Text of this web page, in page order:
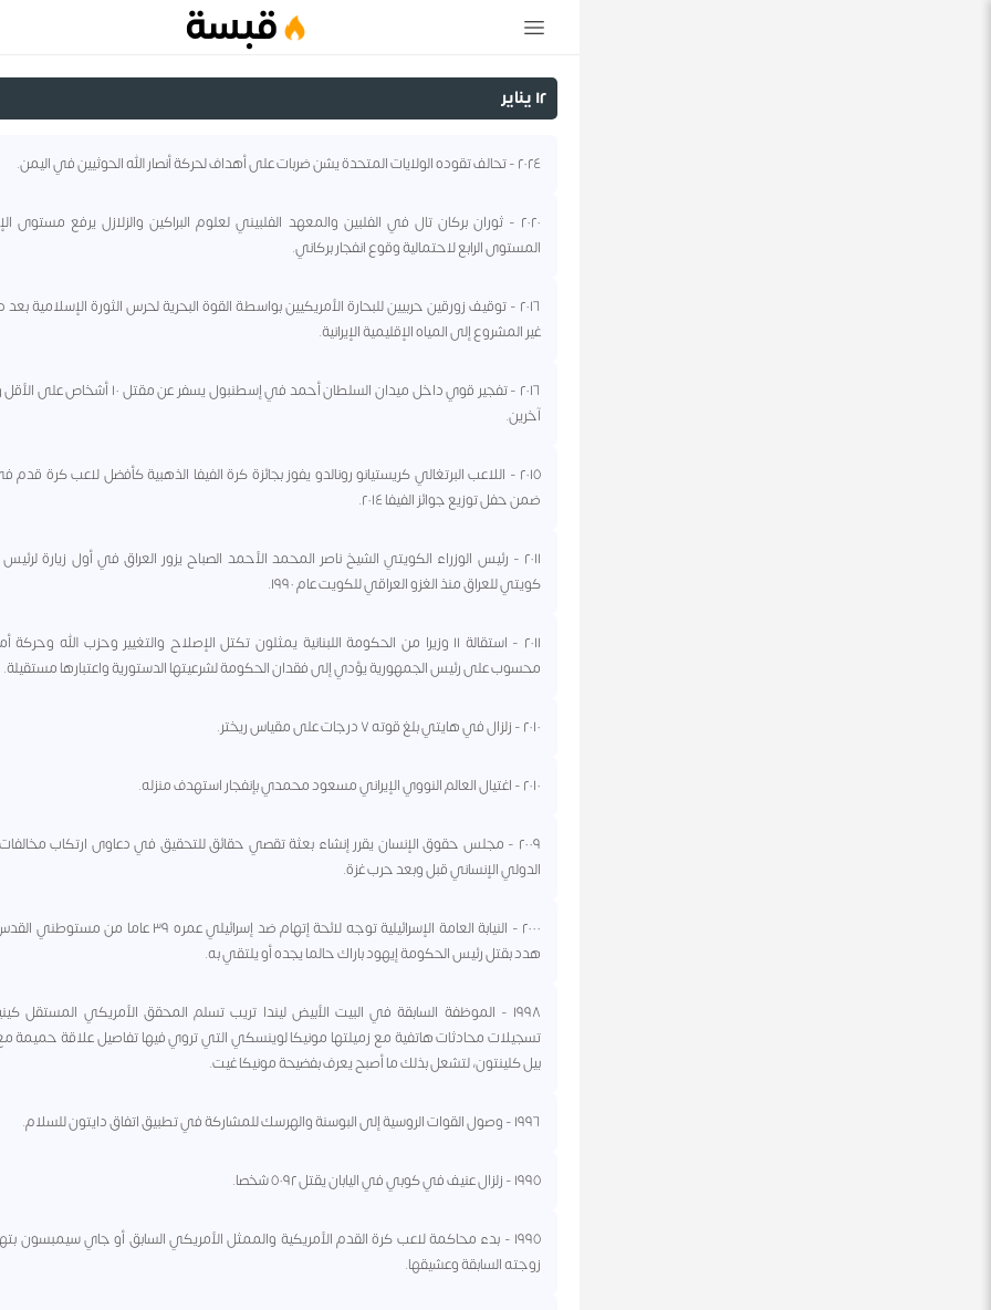
قبسة
١٢ يناير
٢٠٢٤ - تحالف تقوده الولايات المتحدة يشن ضربات على أهداف لحركة أنصار الله الحوثيين في اليمن.
٢٠٢٠ - ثوران بركان تال في الفلبين والمعهد الفلبيني لعلوم البراكين والزلازل يرفع مستوى
المستوى الرابع لاحتمالية وقوع انفجار بركاني.
٢٠١٦ - توقيف زورقين حربيين للبحارة الأمريكيين بواسطة القوة البحرية لحرس الثورة الإسلامية
غير المشروع إلى المياه الإقليمية الإيرانية.
آخرين.
٢٠١٥ - اللاعب البرتغالي كريستيانو رونالدو يفوز بجائزة كرة الفيفا الذهبية كأفضل لاعب كرة قدم
ضمن حفل توزيع جوائز الفيفا ٢٠١٤.
٢٠١١ - رئيس الوزراء الكويتي الشيخ ناصر المحمد الأحمد الصباح يزور العراق في أول زيارة
كويتي للعراق منذ الغزو العراقي للكويت عام ١٩٩٠.
٢٠١١ - استقالة ١١ وزيرا من الحكومة اللبنانية يمثلون تكتل الإصلاح والتغيير وحزب الله
محسوب على رئيس الجمهورية يؤدي إلى فقدان الحكومة لشرعيتها الدستورية واعتبارها مستقيلة.
٢٠١٠ - زلزال في هايتي بلغ قوته ٧ درجات على مقياس ريختر.
٢٠١٠ - اغتيال العالم النووي الإيراني مسعود محمدي بإنفجار استهدف منزله.
٢٠٠٩ - مجلس حقوق الإنسان يقرر إنشاء بعثة تقصي حقائق للتحقيق في دعاوى ارتكاب مخالفات
الدولي الإنساني قبل وبعد حرب غزة.
٢٠٠٠ - النيابة العامة الإسرائيلية توجه لائحة إتهام ضد إسرائيلي عمره ٣٩
هدد بقتل رئيس الحكومة إيهود باراك حالما يجده أو يلتقي به.
١٩٩٨ - الموظفة السابقة في البيت الأبيض ليندا تريب تسلم المحقق الأمريكي المستقل
تسجيلات محادثات هاتفية مع زميلتها مونيكا لوينسكي التي تروي فيها تفاصيل علاقة حميمة
بيل كلينتون، لتشعل بذلك ما أصبح يعرف بفضيحة مونيكا غيت.
١٩٩٦ - وصول القوات الروسية إلى البوسنة والهرسك للمشاركة في تطبيق اتفاق دايتون للسلام.
١٩٩٥ - زلزال عنيف في كوبي في اليابان يقتل ٥٠٩٢ شخصا.
١٩٩٥ - بدء محاكمة لاعب كرة القدم الأمريكية والممثل الأمريكي السابق أو جاي سيمبسون
زوجته السابقة وعشيقها.